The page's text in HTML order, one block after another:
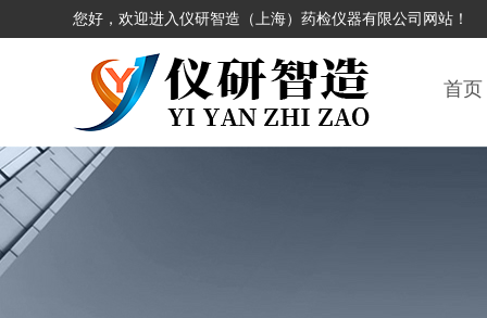
您好，欢迎进入仪研智造（上海）药检仪器有限公司网站！
首页